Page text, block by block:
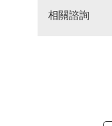
相關諮詢